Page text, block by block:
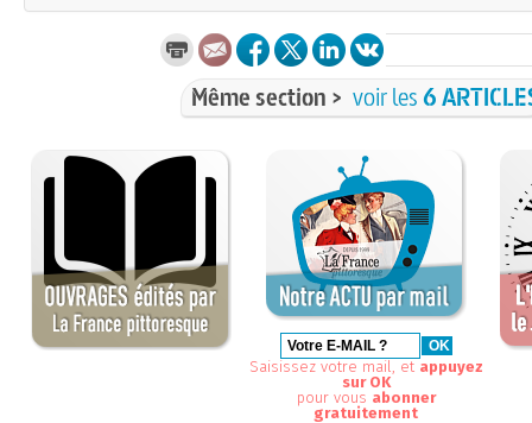
Même section > voir les6
Saisissez votre mail, et appuyez
sur OK
pour vous abonner
gratuitement